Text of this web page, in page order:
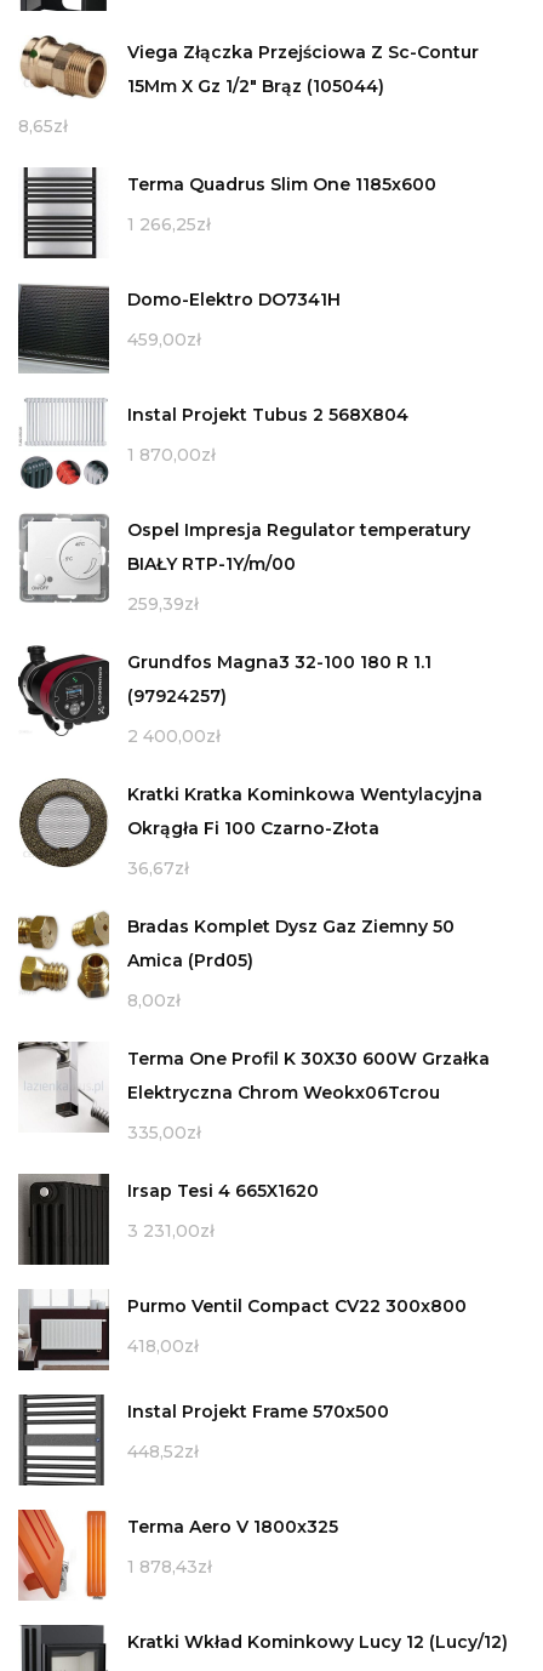
Viega Złączka Przejściowa Z Sc-Contur
15Mm X Gz 1/2" Brąz (105044)
8,65zł
Terma Quadrus Slim One 1185x600
1 266,25zł
Domo-Elektro DO7341H
459,00zł
Instal Projekt Tubus 2 568X804
1 870,00zł
Ospel Impresja Regulator temperatury
BIAŁY RTP-1Y/m/00
259,39zł
Grundfos Magna3 32-100 180 R 1.1
(97924257)
2 400,00zł
Kratki Kratka Kominkowa Wentylacyjna
Okrągła Fi 100 Czarno-Złota
36,67zł
Bradas Komplet Dysz Gaz Ziemny 50
Amica (Prd05)
8,00zł
Terma One Profil K 30X30 600W Grzałka
Elektryczna Chrom Weokx06Tcrou
335,00zł
Irsap Tesi 4 665X1620
3 231,00zł
Purmo Ventil Compact CV22 300x800
418,00zł
Instal Projekt Frame 570x500
448,52zł
Terma Aero V 1800x325
1 878,43zł
Kratki Wkład Kominkowy Lucy 12 (Lucy/12)